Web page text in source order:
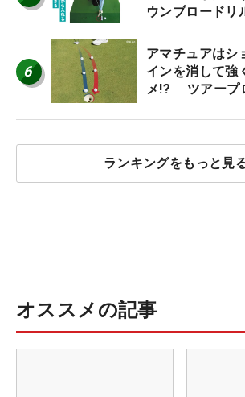
ウンブロードリ
6
アマチュアはシ
インを消して強
メ!? ツアープ
減するワケ
ランキングをもっと見
オススメの記事